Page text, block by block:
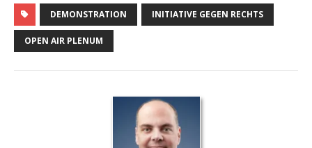
DEMONSTRATION INITIATIVE GEGEN RECHTS
OPEN AIR PLENUM